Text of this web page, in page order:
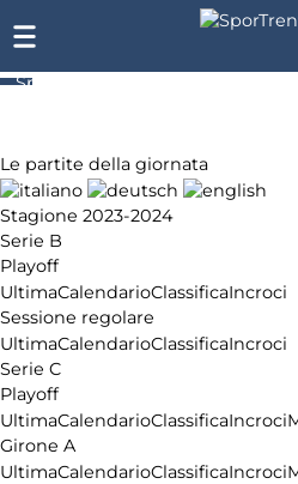
Le partite della giornata
Stagione 2023-2024
Serie B
Playoff
UltimaCalendarioClassificaIncroci
Sessione regolare
UltimaCalendarioClassificaIncroci
Serie C
Playoff
UltimaCalendarioClassificaIncroci
Girone A
UltimaCalendarioClassificaIncroci
SporTrentino.it
Affiliazione
Pubblicità